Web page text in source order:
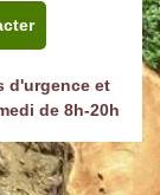
d'urgence et
de 8h-20h